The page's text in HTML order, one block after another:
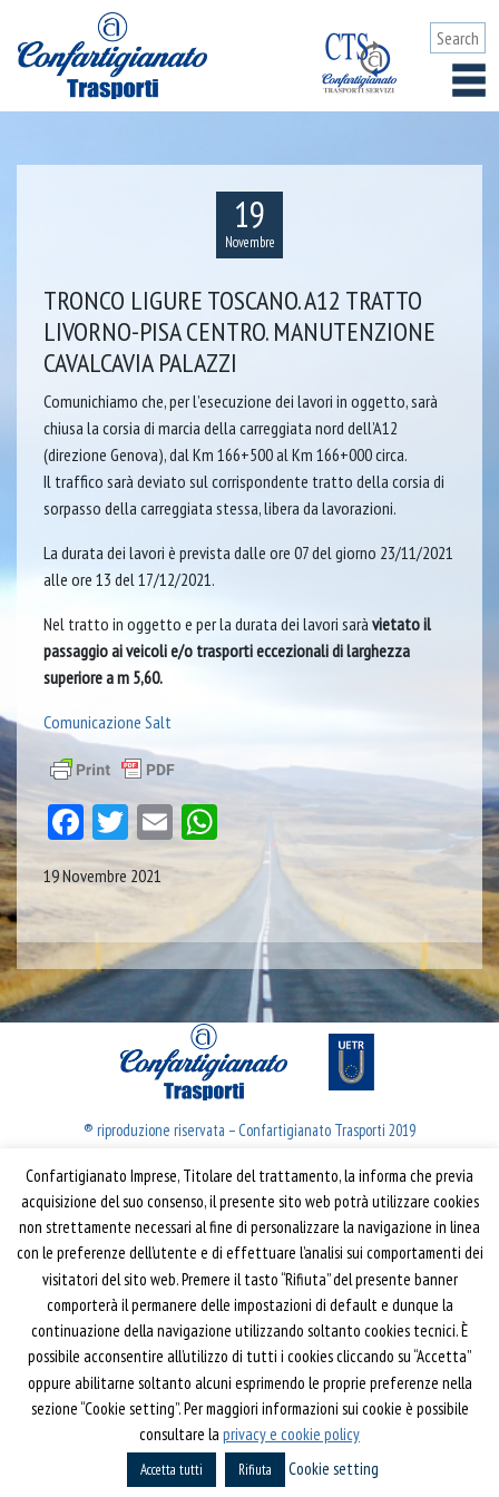
19
Novembre
TRONCO LIGURE TOSCANO. A12 TRATTO
LIVORNO-PISA CENTRO. MANUTENZIONE
CAVALCAVIA PALAZZI
Comunichiamo che, per l’esecuzione dei lavori in oggetto, sarà
chiusa la corsia di marcia della carreggiata nord dell’A12
(direzione Genova), dal Km 166+500 al Km 166+000 circa.
Il traffico sarà deviato sul corrispondente tratto della corsia di
sorpasso della carreggiata stessa, libera da lavorazioni.
La durata dei lavori è prevista dalle ore 07 del giorno 23/11/2021
alle ore 13 del 17/12/2021.
Nel tratto in oggetto e per la durata dei lavori sarà vietato il
passaggio ai veicoli e/o trasporti eccezionali di larghezza
superiore a m 5,60.
Comunicazione Salt
Facebook
Twitter
Email WhatsApp
19 Novembre 2021
® riproduzione riservata – Confartigianato Trasporti 2019
Confartigianato Trasporti
Via S. Giovanni in Laterano, 152 | 00184 Roma
T: 06 70374.275
trasporti@confartigianato.it
confartigianatotrasporti@pec.it
Privacy e Cookie Policy
Informativa
Riferimenti
Powered byHorace
Confartigianato Imprese, Titolare del trattamento, la informa che previa
acquisizione del suo consenso, il presente sito web potrà utilizzare cookies
non strettamente necessari al fine di personalizzare la navigazione in linea
con le preferenze dell’utente e di effettuare l’analisi sui comportamenti dei
visitatori del sito web. Premere il tasto “Rifiuta” del presente banner
comporterà il permanere delle impostazioni di default e dunque la
continuazione della navigazione utilizzando soltanto cookies tecnici. È
possibile acconsentire all’utilizzo di tutti i cookies cliccando su “Accetta”
oppure abilitarne soltanto alcuni esprimendo le proprie preferenze nella
sezione “Cookie setting”. Per maggiori informazioni sui cookie è possibile
consultare la privacy e cookie policy
Accetta tutti Rifiuta Cookie setting